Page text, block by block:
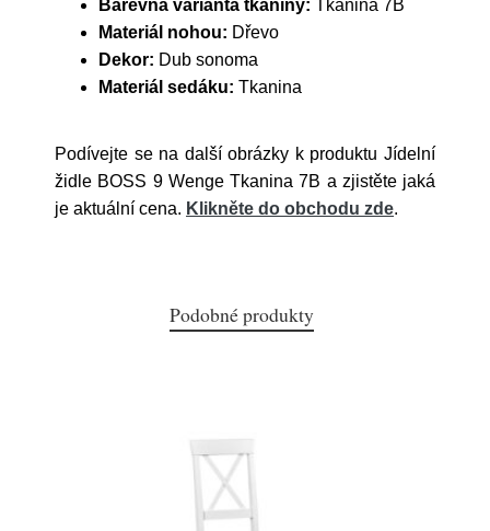
Barevná varianta tkaniny: Tkanina 7B
Materiál nohou: Dřevo
Dekor: Dub sonoma
Materiál sedáku: Tkanina
Podívejte se na další obrázky k produktu Jídelní
židle BOSS 9 Wenge Tkanina 7B a zjistěte jaká
je aktuální cena. Klikněte do obchodu zde.
Podobné produkty